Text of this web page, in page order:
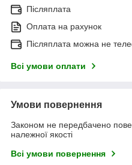
Післяплата
Оплата на рахунок
Післяплата можна не
Всі умови оплати
Умови повернення
Законом не передбачено
належної якості
Всі умови повернення